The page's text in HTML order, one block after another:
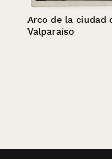
Arco de la ciudad de
Valparaíso